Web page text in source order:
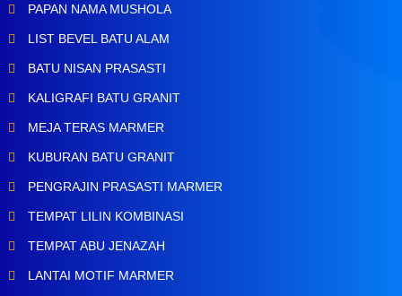
PAPAN NAMA MUSHOLA
LIST BEVEL BATU ALAM
BATU NISAN PRASASTI
KALIGRAFI BATU GRANIT
MEJA TERAS MARMER
KUBURAN BATU GRANIT
PENGRAJIN PRASASTI MARMER
TEMPAT LILIN KOMBINASI
TEMPAT ABU JENAZAH
LANTAI MOTIF MARMER